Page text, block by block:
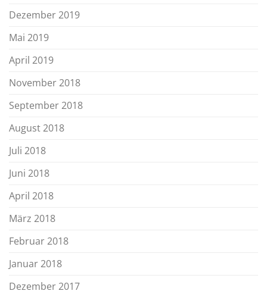
Dezember 2019
Mai 2019
April 2019
November 2018
September 2018
August 2018
Juli 2018
Juni 2018
April 2018
März 2018
Februar 2018
Januar 2018
Dezember 2017